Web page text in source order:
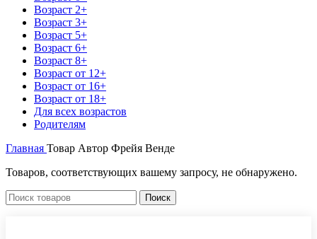
Возраст 2+
Возраст 3+
Возраст 5+
Возраст 6+
Возраст 8+
Возраст от 12+
Возраст от 16+
Возраст от 18+
Для всех возрастов
Родителям
Главная Товар Автор Фрейя Венде
Товаров, соответствующих вашему запросу, не обнаружено.
Поиск